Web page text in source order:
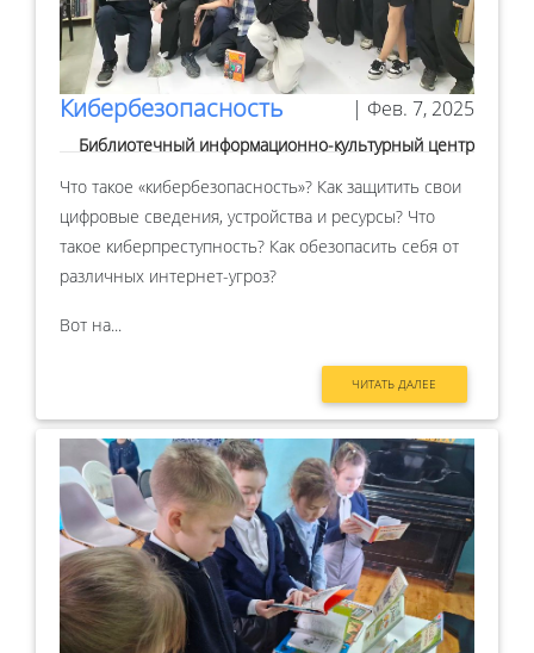
Кибербезопасность | Фев. 7, 2025
Библиотечный информационно-культурный центр
Что такое «кибербезопасность»? Как защитить свои
цифровые сведения, устройства и ресурсы? Что
такое киберпреступность? Как обезопасить себя от
различных интернет-угроз?
Вот на...
ЧИТАТЬ ДАЛЕЕ